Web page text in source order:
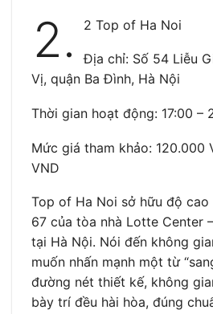
2. 2 Top of Ha Noi
Địa chỉ: Số 54 Liễu
Vị, quận Ba Đình, Hà Nội
Thời gian hoạt động: 17:00 –
Mức giá tham khảo: 120.000
VND
Top of Ha Noi sở hữu độ
67 của tòa nhà Lotte Center
tại Hà Nội. Nói đến không
muốn nhấn mạnh một từ
đường nét thiết kế, không
bày trí đều hài hòa, đúng